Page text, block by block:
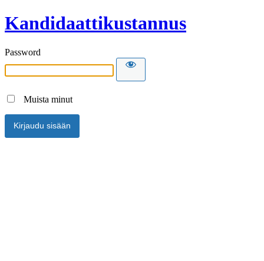
Kandidaattikustannus
Password
Muista minut